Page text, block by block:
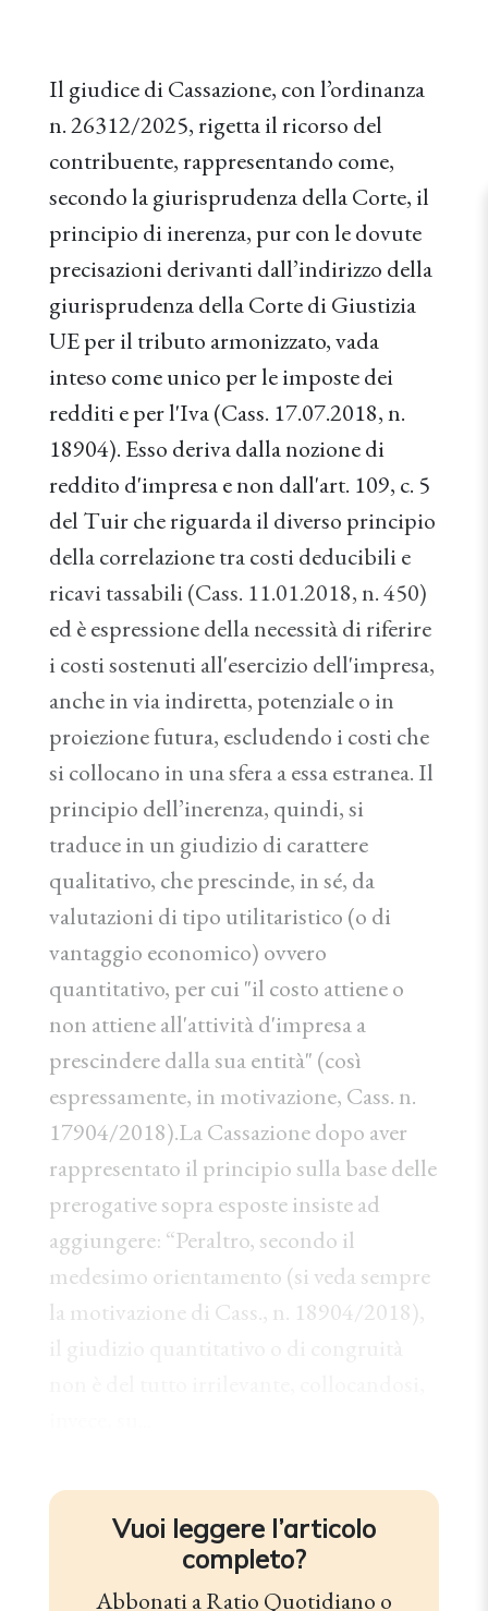
Il giudice di Cassazione, con l’ordinanza
n. 26312/2025, rigetta il ricorso del
contribuente, rappresentando come,
secondo la giurisprudenza della Corte, il
principio di inerenza, pur con le dovute
precisazioni derivanti dall’indirizzo della
giurisprudenza della Corte di Giustizia
UE per il tributo armonizzato, vada
inteso come unico per le imposte dei
redditi e per l'Iva (Cass. 17.07.2018, n.
18904). Esso deriva dalla nozione di
reddito d'impresa e non dall'art. 109, c. 5
del Tuir che riguarda il diverso principio
della correlazione tra costi deducibili e
ricavi tassabili (Cass. 11.01.2018, n. 450)
ed è espressione della necessità di riferire
i costi sostenuti all'esercizio dell'impresa,
anche in via indiretta, potenziale o in
proiezione futura, escludendo i costi che
si collocano in una sfera a essa estranea. Il
principio dell’inerenza, quindi, si
traduce in un giudizio di carattere
qualitativo, che prescinde, in sé, da
valutazioni di tipo utilitaristico (o di
vantaggio economico) ovvero
quantitativo, per cui "il costo attiene o
non attiene all'attività d'impresa a
prescindere dalla sua entità" (così
espressamente, in motivazione, Cass. n.
17904/2018).La Cassazione dopo aver
rappresentato il principio sulla base delle
prerogative sopra esposte insiste ad
aggiungere: “Peraltro, secondo il
medesimo orientamento (si veda sempre
la motivazione di Cass., n. 18904/2018),
Vuoi leggere l’articolo
completo?
Abbonati aRatio Quotidiano o